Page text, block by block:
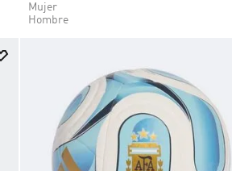
Mujer
Hombre